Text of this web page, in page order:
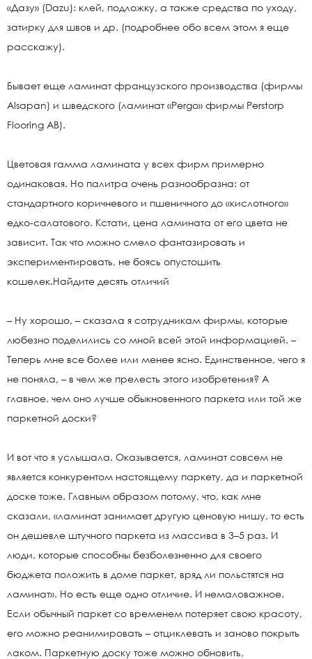
«Дазу» (Dazu): клей, подложку, а также средства по уходу,
затирку для швов и др. (подробнее обо всем этом я еще
расскажу).
Бывает еще ламинат французского производства (фирмы
Alsapan) и шведского (ламинат «Pergo» фирмы Perstorp
Flooring AB).
Цветовая гамма ламината у всех фирм примерно
одинаковая. Но палитра очень разнообразна: от
стандартного коричневого и пшеничного до «кислотного»
едко-салатового. Кстати, цена ламината от его цвета не
зависит. Так что можно смело фантазировать и
экспериментировать, не боясь опустошить
кошелек.Найдите десять отличий
– Ну хорошо, – сказала я сотрудникам фирмы, которые
любезно поделились со мной всей этой информацией. –
Теперь мне все более или менее ясно. Единственное, чего я
не поняла, – в чем же прелесть этого изобретения? А
главное, чем оно лучше обыкновенного паркета или той же
паркетной доски?
И вот что я услышала. Оказывается, ламинат совсем не
является конкурентом настоящему паркету, да и паркетной
доске тоже. Главным образом потому, что, как мне
сказали, «ламинат занимает другую ценовую нишу, то есть
он дешевле штучного паркета из массива в 3–5 раз. И
люди, которые способны безболезненно для своего
бюджета положить в доме паркет, вряд ли польстятся на
ламинат». Но есть еще одно отличие. И немаловажное.
Если обычный паркет со временем потеряет свою красоту,
его можно реанимировать – отциклевать и заново покрыть
лаком. Паркетную доску тоже можно обновить,